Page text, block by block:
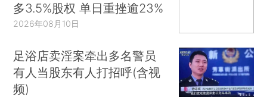
多3.5%股权 单日重挫逾23%
2026年08月10日
足浴店卖淫案牵出多名警员
有人当股东有人打招呼(含视
频)